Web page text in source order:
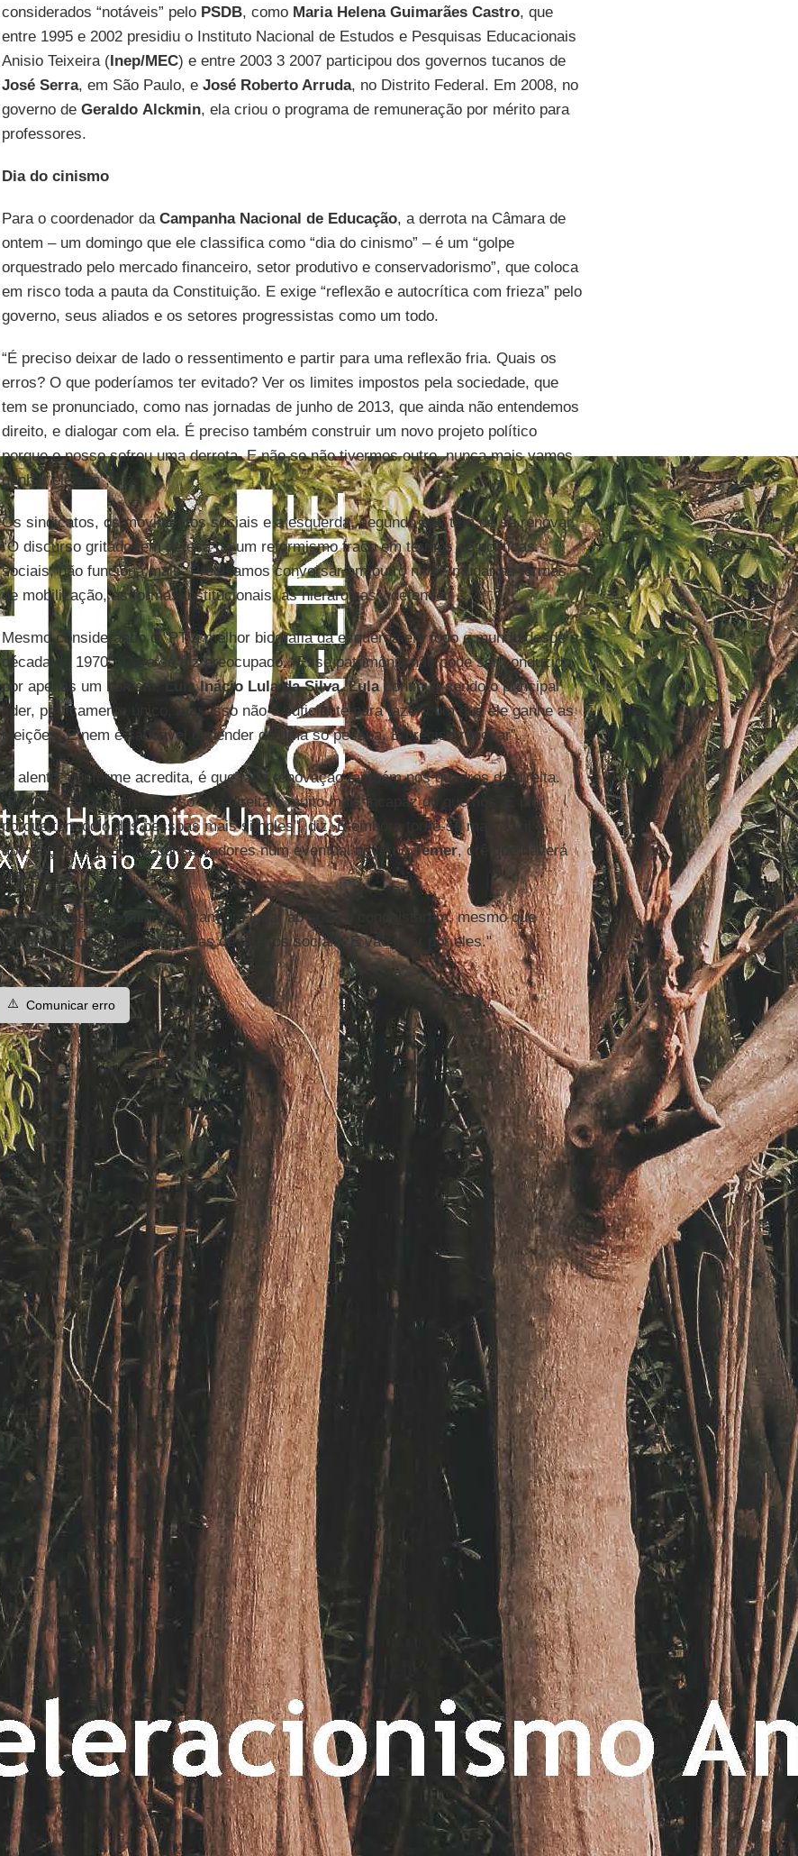
considerados “notáveis” pelo PSDB, como Maria Helena Guimarães Castro, que
entre 1995 e 2002 presidiu o Instituto Nacional de Estudos e Pesquisas Educacionais
Anisio Teixeira (Inep/MEC) e entre 2003 3 2007 participou dos governos tucanos de
José Serra, em São Paulo, e José Roberto Arruda, no Distrito Federal. Em 2008, no
governo de Geraldo Alckmin, ela criou o programa de remuneração por mérito para
professores.
Dia do cinismo
Para o coordenador da Campanha Nacional de Educação, a derrota na Câmara de
ontem – um domingo que ele classifica como “dia do cinismo” – é um “golpe
orquestrado pelo mercado financeiro, setor produtivo e conservadorismo”, que coloca
em risco toda a pauta da Constituição. E exige “reflexão e autocrítica com frieza” pelo
governo, seus aliados e os setores progressistas como um todo.
“É preciso deixar de lado o ressentimento e partir para uma reflexão fria. Quais os
erros? O que poderíamos ter evitado? Ver os limites impostos pela sociedade, que
tem se pronunciado, como nas jornadas de junho de 2013, que ainda não entendemos
direito, e dialogar com ela. É preciso também construir um novo projeto político
porque o nosso sofreu uma derrota. E não se não tivermos outro, nunca mais vamos
ganhar eleição”, diz.
Os sindicatos, os movimentos sociais e a esquerda, segundo ele, têm de se renovar.
“O discurso gritado, em defesa de um reformismo fraco em termos de políticas
sociais, não funciona mais. Precisamos conversar em outro nível, mudar as formas
de mobilização, as formas institucionais, as hierarquias”, defende.
Mesmo considerando o "PT a melhor biografia da esquerda em todo o mundo desde a
década de 1970", Cara se diz preocupado. “Esse patrimônio não pode ser conduzido
por apenas um homem,
Luiz Inácio Lula da Silva. Lulacontinua sendo o principal
líder, praticamente único, mas isso não é suficiente para fazer com que ele ganhe as
eleições. E nem é saudável depender de uma só pessoa. É preciso renovar”.
O alento, conforme acredita, é que falta renovação também nos quadros da direita.
"Por sorte – ou mérito nosso –, a direita é muito mais incapaz do que nós. É pior
porque tem ódio das pessoas mais simples", diz. E embora torne-se mais fácil a
aprovação de projetos conservadores num eventual governoTemer, crê que haverá
reação.
“As pessoas, que nunca tiveram um lugar ao sol e o conquistaram, mesmo que
mínimo, não vão aceitar perdas de direitos sociais. E vão lutar por eles."
⚠️ Comunicar erro